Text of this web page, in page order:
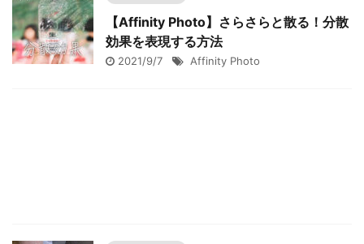
【Affinity Photo】さらさらと散る！分散
効果を表現する方法
2021/9/7 Affinity Photo